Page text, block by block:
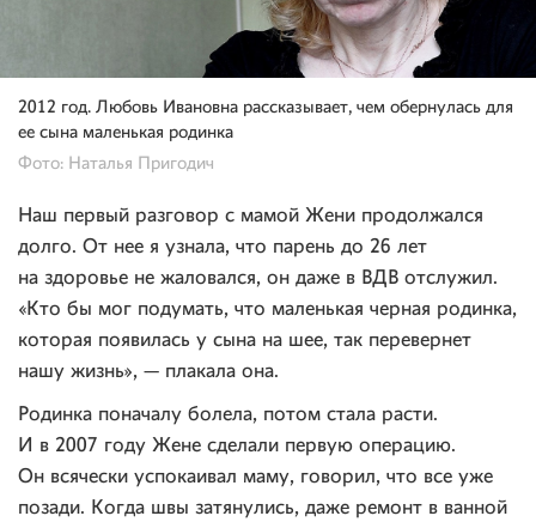
2012 год. Любовь Ивановна рассказывает, чем обернулась для
ее сына маленькая родинка
Фото: Наталья Пригодич
Наш первый разговор с мамой Жени продолжался
долго. От нее я узнала, что парень до 26 лет
на здоровье не жаловался, он даже в ВДВ отслужил.
«Кто бы мог подумать, что маленькая черная родинка,
которая появилась у сына на шее, так перевернет
нашу жизнь», — плакала она.
Родинка поначалу болела, потом стала расти.
И в 2007 году Жене сделали первую операцию.
Он всячески успокаивал маму, говорил, что все уже
позади. Когда швы затянулись, даже ремонт в ванной